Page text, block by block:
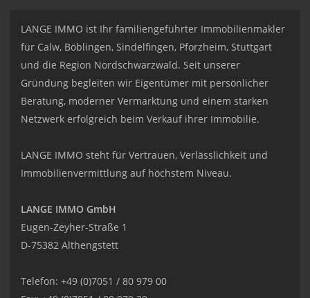
LANGE IMMO ist Ihr familiengeführter Immobilienmakler
für Calw, Böblingen, Sindelfingen, Pforzheim, Stuttgart
und die Region Nordschwarzwald. Seit unserer
Gründung begleiten wir Eigentümer mit persönlicher
Beratung, moderner Vermarktung und einem starken
Netzwerk erfolgreich beim Verkauf ihrer Immobilie.
LANGE IMMO steht für Vertrauen, Verlässlichkeit und
Immobilienvermittlung auf höchstem Niveau.
LANGE IMMO GmbH
Eugen-Zeyher-Straße 1
D-75382 Althengstett
Telefon: +49 (0)7051 / 80 979 00